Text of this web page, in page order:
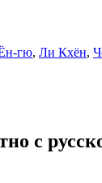
гю, Ли Кхён,
с